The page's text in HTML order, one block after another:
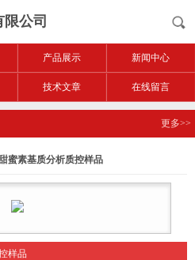
公司
产品展示 新闻中心
技术文章 在线留言
更多>>
蜜素基质分析质控样品
样品